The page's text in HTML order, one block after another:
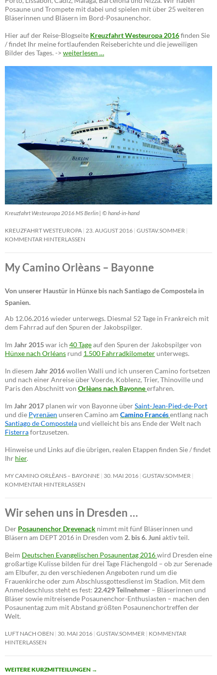
Posaune und Trompete mit dabei und spielen mit über 25 weiteren
Bläserinnen und Bläsern im Bord-Posaunenchor.
Hier auf der Reise-Blogseite Kreuzfahrt Westeuropa 2016finden Sie
/ findet Ihr meine fortlaufenden Reiseberichte und die jeweiligen
Bilder des Tages. -> weiterlesen …
Kreuzfahrt Westeuropa 2016 MS Berlin | © hand-in-hand
KREUZFAHRT WESTEUROPA 23. AUGUST 2016 GUSTAV.SOMMER
KOMMENTAR HINTERLASSEN
My Camino Orlèans – Bayonne
Von unserer Haustür in Hünxe bis nach Santiago de Compostela in
Spanien.
Ab 12.06.2016 wieder unterwegs. Diesmal 52 Tage in Frankreich mit
dem Fahrrad auf den Spuren der Jakobspilger.
Im Jahr 2015war ich 40 Tageauf den Spuren der Jakobspilger von
Hünxe nach Orléans rund 1.500 Fahrradkilometer unterwegs.
In diesem Jahr 2016wollen Walli und ich unseren Camino fortsetzen
und nach einer Anreise über Voerde, Koblenz, Trier, Thinoville und
Paris den Abschnitt von Orlèans nach Bayonneerfahren.
Im Jahr 2017 planen wir von Bayonne überSaint-Jean-Pied-de-Port
und die Pyrenäen unseren Camino am Camino Francésentlang nach
Santiago de Compostela und vielleicht bis ans Ende der Welt nach
Fisterrafortzusetzen.
Hinweise und Links auf die übrigen, realen Etappen finden Sie / findet
Ihr hier.
MY CAMINO ORLÈANS – BAYONNE 30. MAI 2016 GUSTAV.SOMMER
KOMMENTAR HINTERLASSEN
Wir sehen uns in Dresden …
Der Posaunenchor Drevenack nimmt mit fünf Bläserinnen und
Bläsern am DEPT 2016 in Dresden vom 2. bis 6. Juni aktiv teil.
Beim Deutschen Evangelischen Posaunentag 2016wird Dresden eine
großartige Kulisse bilden für drei Tage Flächengold – ob zur Serenade
am Elbufer, zu den verschiedenen Angeboten rund um die
Frauenkirche oder zum Abschlussgottesdienst im Stadion. Mit dem
Anmeldeschluss steht es fest: 22.429 Teilnehmer – Bläserinnen und
Bläser sowie mitreisende Posaunenchor-Enthusiasten – machen den
Posaunentag zum mit Abstand größten Posaunenchortreffen der
Welt.
LUFT NACH OBEN 30. MAI 2016 GUSTAV.SOMMER
KOMMENTAR
HINTERLASSEN
WEITERE KURZMITTEILUNGEN →